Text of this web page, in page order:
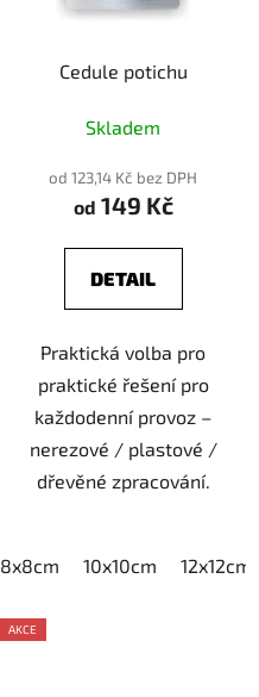
15x15cm 20x20cm
Cedule potichu
Skladem
od 123,14 Kč bez DPH
od 149 Kč
DETAIL
Praktická volba pro
praktické řešení pro
každodenní provoz –
nerezové / plastové /
dřevěné zpracování.
8x8cm 10x10cm 12x12cm
AKCE